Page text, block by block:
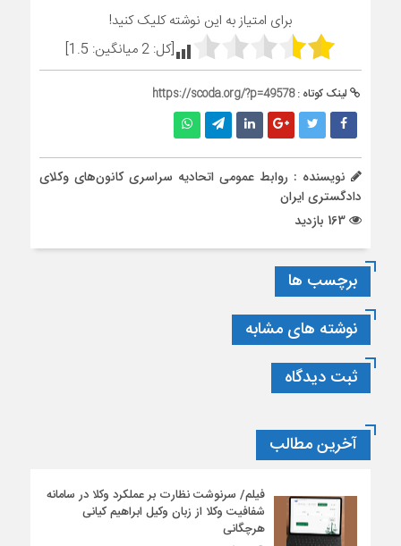
برای امتیاز به این نوشته کلیک کنید!
[کل: 2 میانگین: 1.5
]
لینک کوتاه :https://scoda.org/?p=49578
نویسنده : روابط عمومی اتحادیه سراسری کانون‌های وکلای
دادگستری ایران
برچسب ها
نوشته های مشابه
ثبت دیدگاه
آخرین مطالب
فیلم/ سرنوشت نظارت بر عملکرد وکلا در سامانه
شفافیت وکلا از زبان وکیل ابراهیم کیانی
هرچگانی